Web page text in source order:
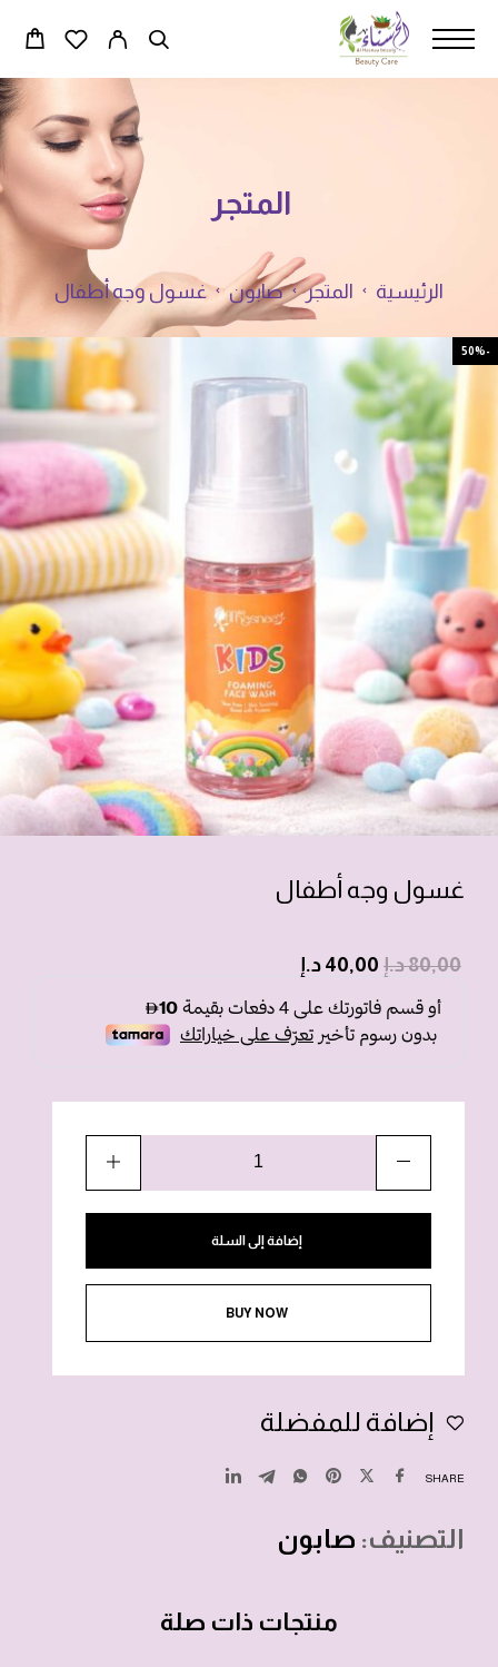
المتجر
الرئيسية المتجر صابون غسول وجه أطفال
-50%
غسول وجه أطفال
80,00د.إ 40,00 د.إ
إضافة إلى السلة
BUY NOW
إضافة للمفضلة
SHARE
التصنيف: صابون
منتجات ذات صلة